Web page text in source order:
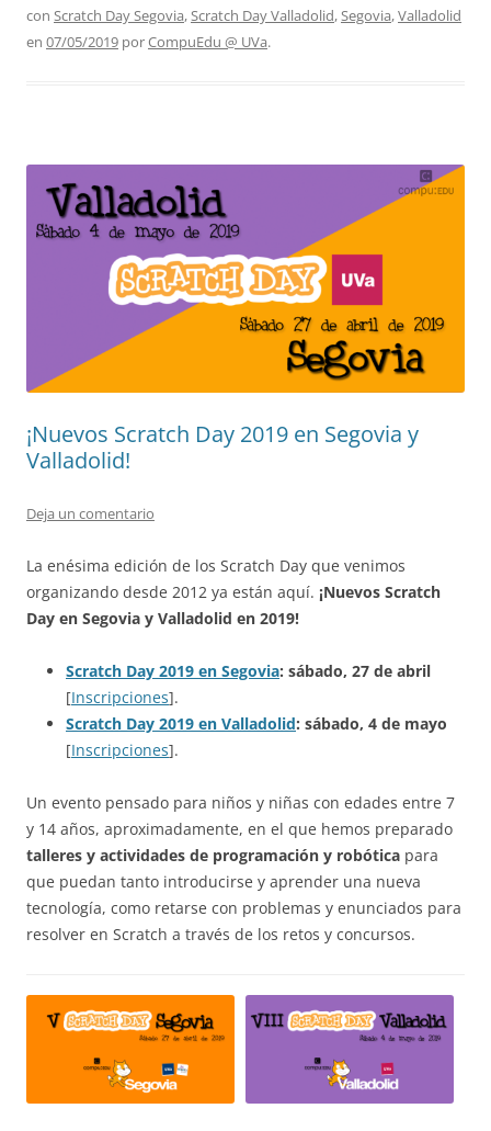
con Scratch Day Segovia,Scratch Day Valladolid,Segovia,Valladolid
en 07/05/2019 porCompuEdu @ UVa.
¡Nuevos Scratch Day 2019 en Segovia y
Valladolid!
Deja un comentario
La enésima edición de los Scratch Day que venimos
organizando desde 2012 ya están aquí. ¡Nuevos Scratch
Day en Segovia y Valladolid en 2019!
Scratch Day 2019 en Segovia: sábado, 27 de abril
[Inscripciones].
Scratch Day 2019 en Valladolid: sábado, 4 de mayo
[Inscripciones].
Un evento pensado para niños y niñas con edades entre 7
y 14 años, aproximadamente, en el que hemos preparado
talleres y actividades de programación y robótica para
que puedan tanto introducirse y aprender una nueva
tecnología, como retarse con problemas y enunciados para
resolver en Scratch a través de los retos y concursos.